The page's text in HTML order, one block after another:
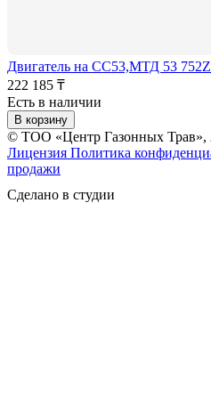
Двигатель на СС53,МТД 53
222 185 ₸
Есть в наличии
В корзину
© ТОО «Центр Газонных Трав»,
Лицензия Политика
продажи
Сделано в студии